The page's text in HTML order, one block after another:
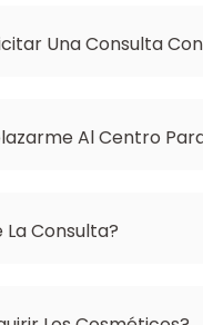
Una Consulta
Al Centro
La Consulta?